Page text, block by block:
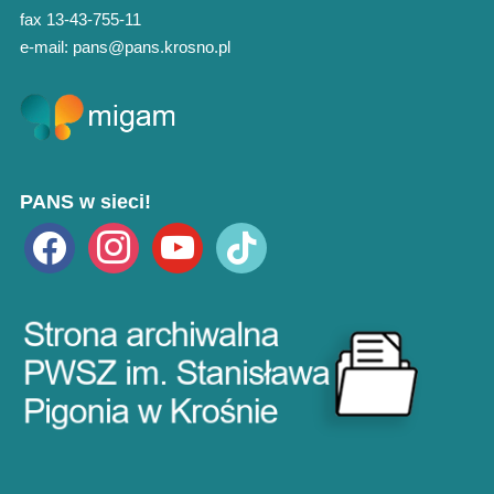
fax 13-43-755-11
e-mail: pans@pans.krosno.pl
PANS w sieci!
facebook instagramyoutube tiktok